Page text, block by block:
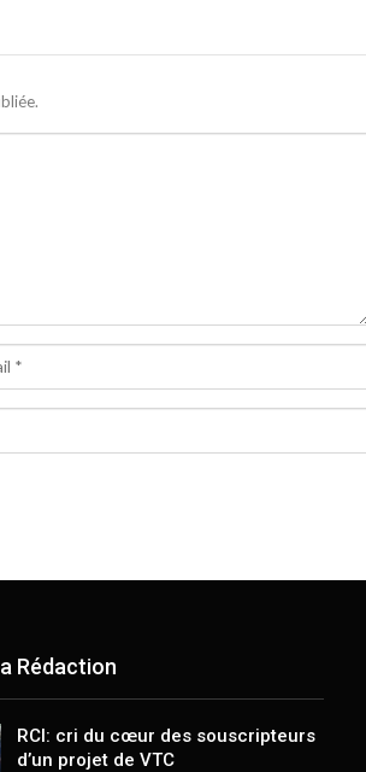
Rédaction
RCI: cri du cœur des souscripteurs
d’un projet de VTC